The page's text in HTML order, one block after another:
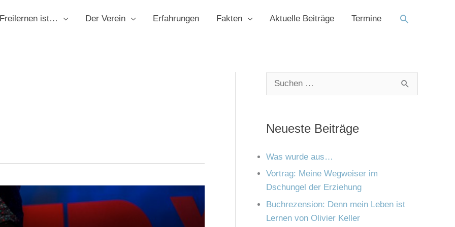
Freilernen ist… Der Verein Erfahrungen Fakten Aktuelle Beiträge Termine Suchen
e
n
n
a
c
Neueste Beiträge
Was wurde aus…
Vortrag: Meine Wegweiser im
Dschungel der Erziehung
Buchrezension: Denn mein Leben ist
Lernen von Olivier Keller
a
e
r
i
e
r
h